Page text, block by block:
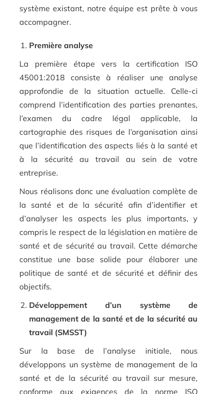
système existant, notre équipe est prête à vous
accompagner.
Première analyse
La première étape vers la certification ISO
45001:2018 consiste à réaliser une analyse
approfondie de la situation actuelle. Celle-ci
comprend l’identification des parties prenantes,
l’examen du cadre légal applicable, la
cartographie des risques de l’organisation ainsi
que l’identification des aspects liés à la santé et
à la sécurité au travail au sein de votre
entreprise.
Nous réalisons donc une évaluation complète de
la santé et de la sécurité afin d’identifier et
d’analyser les aspects les plus importants, y
compris le respect de la législation en matière de
santé et de sécurité au travail. Cette démarche
constitue une base solide pour élaborer une
politique de santé et de sécurité et définir des
objectifs.
Développement d’un système de
management de la santé et de la sécurité au
travail (SMSST)
Sur la base de l’analyse initiale, nous
développons un système de management de la
santé et de la sécurité au travail sur mesure,
conforme aux exigences de la norme ISO